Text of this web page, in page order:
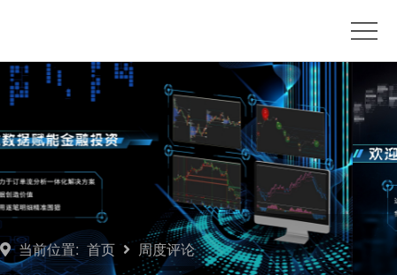
页
博
客
订
单
流
推
荐
平
台
产
品
订
联
系
开
当前位置: 首页 周度评论